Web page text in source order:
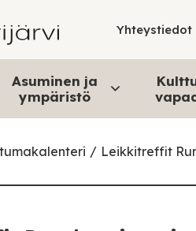
Yhteystiedot
Asuminen ja
ympäristö
Leikkitreffit